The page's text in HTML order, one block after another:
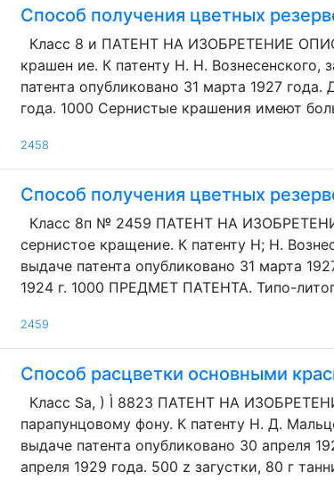
Способ получения цветных
Класс 8 и ПАТЕНТ HA ИЗОБРЕТЕНИЕ
крашен ие. К патенту Н. Н.
патента опубликовано 31 марта 1927 года.
года. 1000 Сернистые крашения имеют
2458
Способ получения цветных
Класс 8п № 2459 ПАТЕНТ НА
сернистое кращение. К патенту Н; Н.
выдаче патента опубликовано 31 марта
1924 г. 1000 ПРЕДMET ПАТЕНТА. Типо-
2459
Способ расцветки основными
Класс Sa, ) Ì 8823 ПАТЕНТ HA
парапунцовому фону. К патенту Н. Д.
выдаче патента опубликовано 30 апреля
апреля 1929 года. 500 z загустки, 80 г